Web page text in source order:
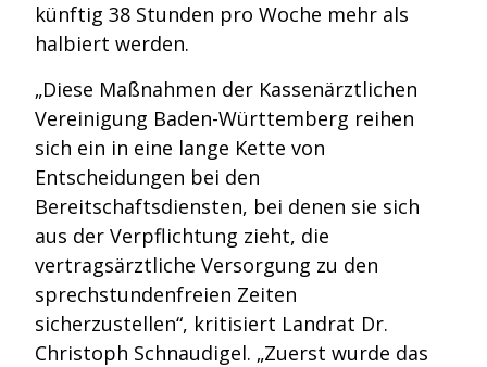
künftig 38 Stunden pro Woche mehr als
halbiert werden.
„Diese Maßnahmen der Kassenärztlichen
Vereinigung Baden-Württemberg reihen
sich ein in eine lange Kette von
Entscheidungen bei den
Bereitschaftsdiensten, bei denen sie sich
aus der Verpflichtung zieht, die
vertragsärztliche Versorgung zu den
sprechstundenfreien Zeiten
sicherzustellen“, kritisiert Landrat Dr.
Christoph Schnaudigel. „Zuerst wurde das